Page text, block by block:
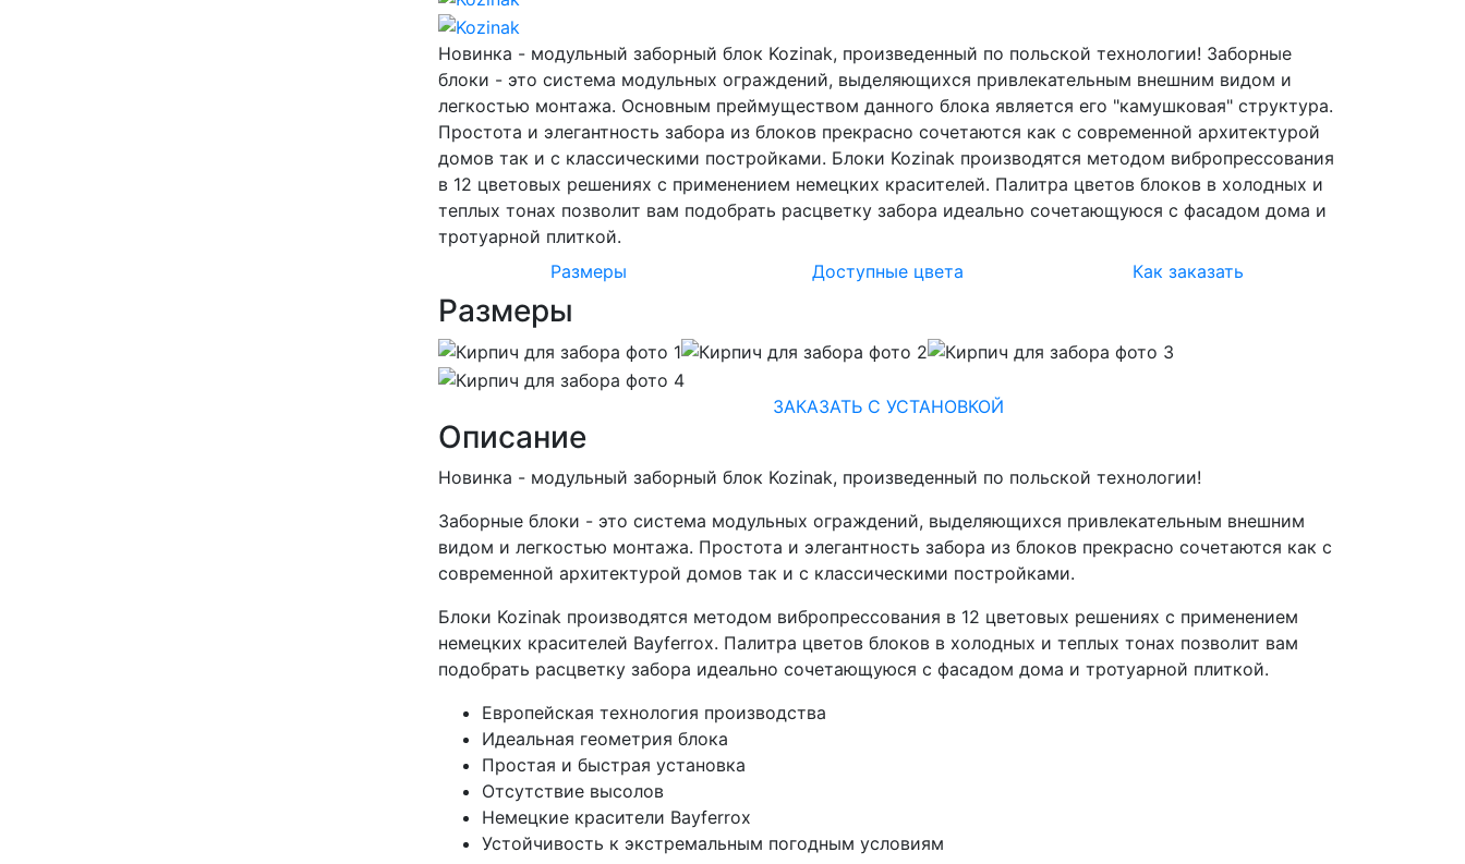
Новинка - модульный заборный блок Kozinak, произведенный по польской технологии! Заборные
блоки - это система модульных ограждений, выделяющихся привлекательным внешним видом и
легкостью монтажа. Основным преймуществом данного блока является его "камушковая" структура.
Простота и элегантность забора из блоков прекрасно сочетаются как с современной архитектурой
домов так и с классическими постройками. Блоки Kozinak производятся методом вибропрессования
в 12 цветовых решениях с применением немецких красителей. Палитра цветов блоков в холодных и
теплых тонах позволит вам подобрать расцветку забора идеально сочетающуюся с фасадом дома и
тротуарной плиткой.
Размеры
Доступные цвета Как заказать
Размеры
ЗАКАЗАТЬ С УСТАНОВКОЙ
Описание
Новинка - модульный заборный блок Kozinak, произведенный по польской технологии!
Заборные блоки - это система модульных ограждений, выделяющихся привлекательным внешним
видом и легкостью монтажа. Простота и элегантность забора из блоков прекрасно сочетаются как с
современной архитектурой домов так и с классическими постройками.
Блоки Kozinak производятся методом вибропрессования в 12 цветовых решениях с применением
немецких красителей Bayferrox. Палитра цветов блоков в холодных и теплых тонах позволит вам
подобрать расцветку забора идеально сочетающуюся с фасадом дома и тротуарной плиткой.
Европейская технология производства
Идеальная геометрия блока
Простая и быстрая установка
Отсутствие высолов
Немецкие красители Bayferrox
Устойчивость к экстремальным погодным условиям